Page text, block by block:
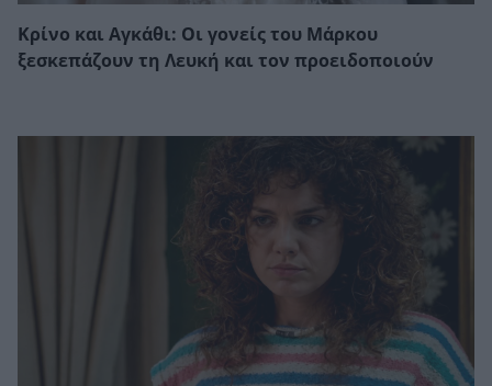
Κρίνο και Αγκάθι: Οι γονείς του Μάρκου
ξεσκεπάζουν τη Λευκή και τον προειδοποιούν